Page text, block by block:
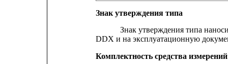
Знак утверждения типа
Знак утверждения типа
DDX и на эксплуатационную
Комплектность средства измерений